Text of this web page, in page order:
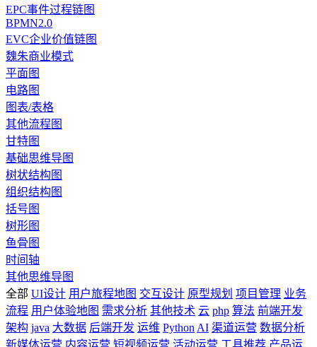
EPC事件过程链图
BPMN2.0
EVC企业价值链图
魏朱商业模式
平面图
电路图
图表/表格
其他流程图
甘特图
基础思维导图
树状结构图
组织结构图
括号图
树形图
鱼骨图
时间轴
其他思维导图
全部 UI设计 用户旅程地图 交互设计 原型规划 项目管理 业务
流程 用户体验地图 需求分析 其他技术 云 php 算法 前端开发
架构 java 大数据 后端开发 运维 Python AI 渠道运营 数据分析
新媒体运营 内容运营 短视频运营 活动运营 工具推荐 产品运